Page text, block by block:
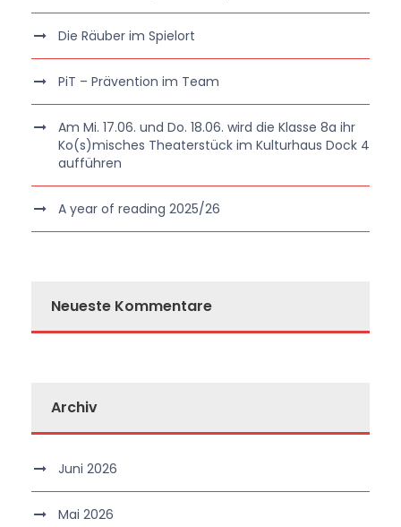
Die Räuber im Spielort
PiT – Prävention im Team
Am Mi. 17.06. und Do. 18.06. wird die Klasse 8a ihr
Ko(s)misches Theaterstück im Kulturhaus Dock 4
aufführen
A year of reading 2025/26
Neueste Kommentare
Archiv
Juni 2026
Mai 2026